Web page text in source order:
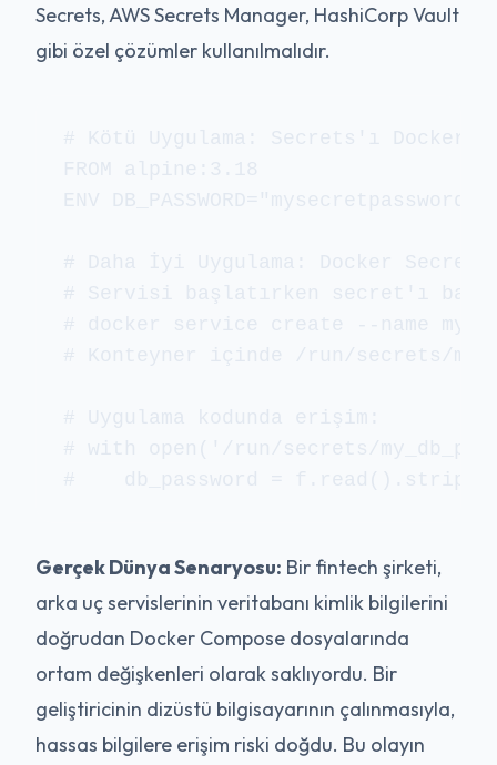
Secrets, AWS Secrets Manager, HashiCorp Vault
gibi özel çözümler kullanılmalıdır.
Gerçek Dünya Senaryosu: Bir fintech şirketi,
arka uç servislerinin veritabanı kimlik bilgilerini
doğrudan Docker Compose dosyalarında
ortam değişkenleri olarak saklıyordu. Bir
geliştiricinin dizüstü bilgisayarının çalınmasıyla,
hassas bilgilere erişim riski doğdu. Bu olayın